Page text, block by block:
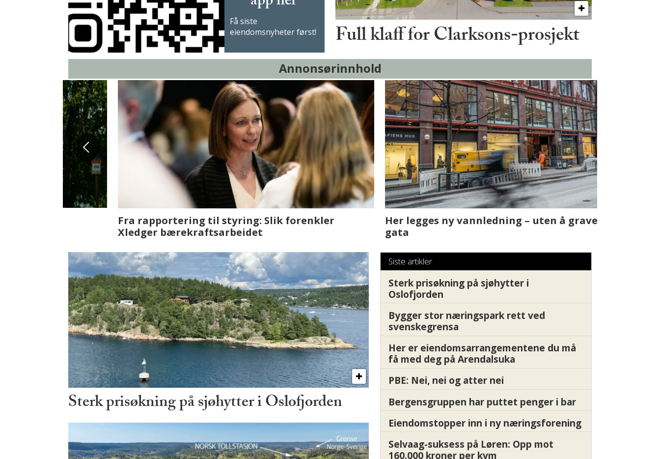
Få siste
eiendomsnyheter først!
Full klaff for Clarksons-prosjekt
Annonsørinnhold
Fenistra endrer eiendomsbransjen med AI. Slik
ser vi på fremtiden
Det er i Drammen det skjer
Sterk prisøkning på sjøhytter i Oslofjorden
Siste artikler
Sterk prisøkning på sjøhytter i
Oslofjorden
Bygger stor næringspark rett ved
svenskegrensa
Her er eiendomsarrangementene du må
få med deg på Arendalsuka
PBE: Nei, nei og atter nei
Bergensgruppen har puttet penger i bar
Eiendomstopper inn i ny næringsforening
Selvaag-suksess på Løren: Opp mot
160.000 kroner per kvm